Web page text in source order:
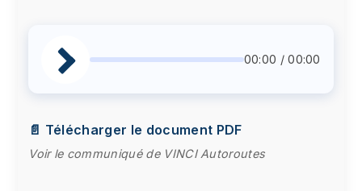
00:00 / 00:00
📄 Télécharger le document PDF
Voir le communiqué de VINCI Autoroutes